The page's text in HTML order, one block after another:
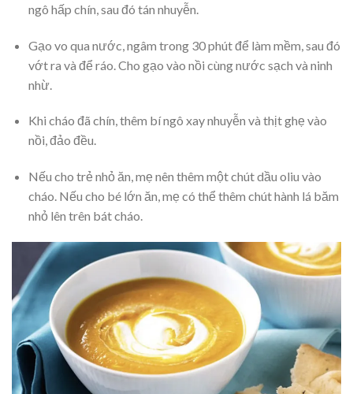
ngô hấp chín, sau đó tán nhuyễn.
Gạo vo qua nước, ngâm trong 30 phút để làm mềm, sau đó
vớt ra và để ráo. Cho gạo vào nồi cùng nước sạch và ninh
nhừ.
Khi cháo đã chín, thêm bí ngô xay nhuyễn và thịt ghẹ vào
nồi, đảo đều.
Nếu cho trẻ nhỏ ăn, mẹ nên thêm một chút dầu oliu vào
cháo. Nếu cho bé lớn ăn, mẹ có thể thêm chút hành lá băm
nhỏ lên trên bát cháo.